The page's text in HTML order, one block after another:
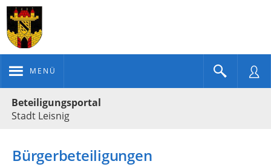
MENÜ
Beteiligungsportal
Stadt Leisnig
Bürgerbeteiligungen